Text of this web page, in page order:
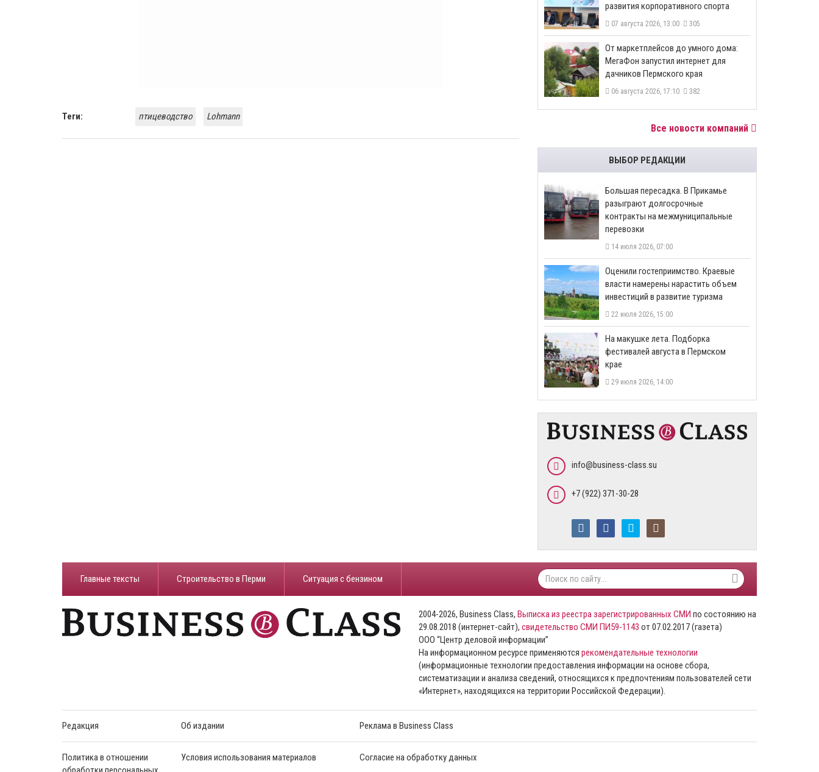
Теги: птицеводство Lohmann
развития корпоративного спорта
07 августа 2026, 13:00 305
От маркетплейсов до умного дома:
МегаФон запустил интернет для
дачников Пермского края
06 августа 2026, 17:10 382
Все новости компаний
ВЫБОР РЕДАКЦИИ
Большая пересадка. В Прикамье
разыграют долгосрочные
контракты на межмуниципальные
перевозки
14 июля 2026, 07:00
Оценили гостеприимство. Краевые
власти намерены нарастить объем
инвестиций в развитие туризма
22 июля 2026, 15:00
На макушке лета. Подборка
фестивалей августа в Пермском
крае
29 июля 2026, 14:00
info@business-class.su
+7 (922) 371-30-28
Главные тексты Строительство в Перми ​Ситуация с бензином
2004-2026, Business Class, Выписка из реестра зарегистрированных СМИ по состоянию на
29.08.2018 (интернет-сайт), свидетельство СМИ ПИ59-1143 от 07.02.2017 (газета)
ООО “Центр деловой информации”
На информационном ресурсе применяются рекомендательные технологии
(информационные технологии предоставления информации на основе сбора,
систематизации и анализа сведений, относящихся к предпочтениям пользователей сети
«Интернет», находящихся на территории Российской Федерации).
Редакция Об издании Реклама в Business Class
Политика в отношении
Условия использования материалов Согласие на обработку данных